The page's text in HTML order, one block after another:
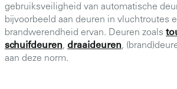
gebruiksveiligheid van automatische
bijvoorbeeld aan deuren in vluchtroutes
brandwerendheid ervan. Deuren zoals
schuifdeuren, draaideuren,
aan deze norm.